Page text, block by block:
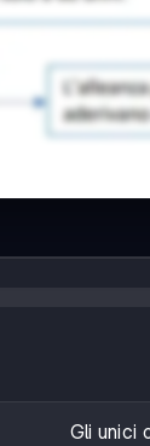
Gli unici